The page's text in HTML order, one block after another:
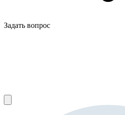
Задать вопрос